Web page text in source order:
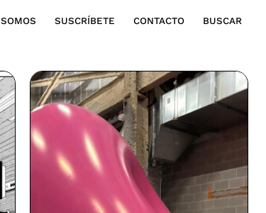
SOMOS SUSCRÍBETE CONTACTO BUSCAR